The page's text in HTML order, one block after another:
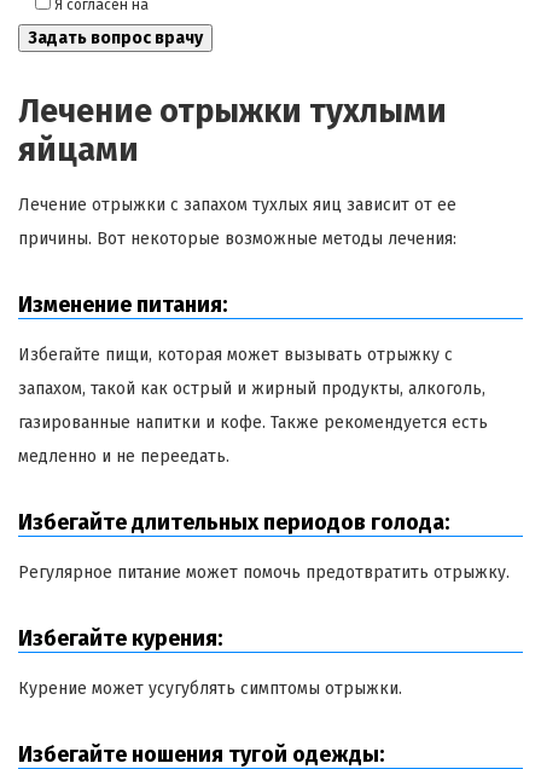
Я согласен на
Лечение отрыжки тухлыми
яйцами
Лечение отрыжки с запахом тухлых яиц зависит от ее
причины. Вот некоторые возможные методы лечения:
Изменение питания:
Избегайте пищи, которая может вызывать отрыжку с
запахом, такой как острый и жирный продукты, алкоголь,
газированные напитки и кофе. Также рекомендуется есть
медленно и не переедать.
Избегайте длительных периодов голода:
Регулярное питание может помочь предотвратить отрыжку.
Избегайте курения:
Курение может усугублять симптомы отрыжки.
Избегайте ношения тугой одежды: